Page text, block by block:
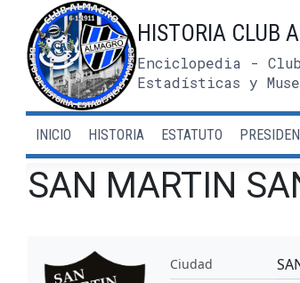
contenido
HISTORIA CLUB
Enciclopedia -
Estadísticas y
INICIO HISTORIA ESTATUTO
SAN MARTIN
Ciudad